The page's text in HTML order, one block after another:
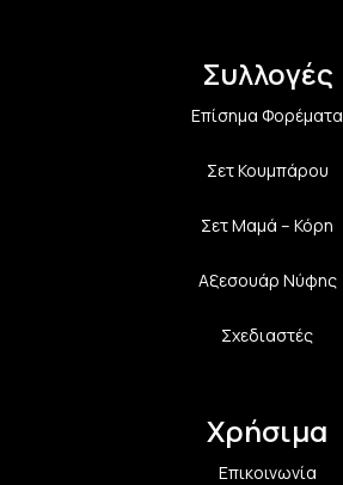
Συλλογές
Επίσημα Φορέματα
Σετ Κουμπάρου
Σετ Μαμά – Κόρη
Αξεσουάρ Νύφης
Σχεδιαστές
Χρήσιμα
Επικοινωνία